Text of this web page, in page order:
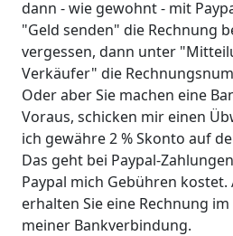
dann - wie gewohnt - mit
"Geld senden" die Rechnung
vergessen, dann unter
Verkäufer" die
Oder aber Sie machen eine
Voraus, schicken mir einen
ich gewähre 2 % Skonto auf
Das geht bei Paypal-
Paypal mich Gebühren kostet.
erhalten Sie eine Rechnung
meiner Bankverbindung.